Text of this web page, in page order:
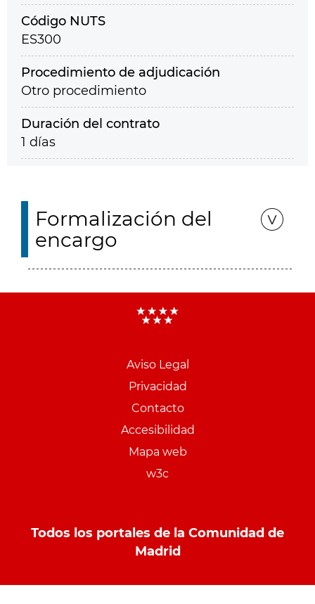
Código NUTS
ES300
Procedimiento de adjudicación
Otro procedimiento
Duración del contrato
1 días
Formalización del
encargo
Aviso Legal
Privacidad
Contacto
Accesibilidad
Mapa web
w3c
Todos los portales de la Comunidad de
Madrid